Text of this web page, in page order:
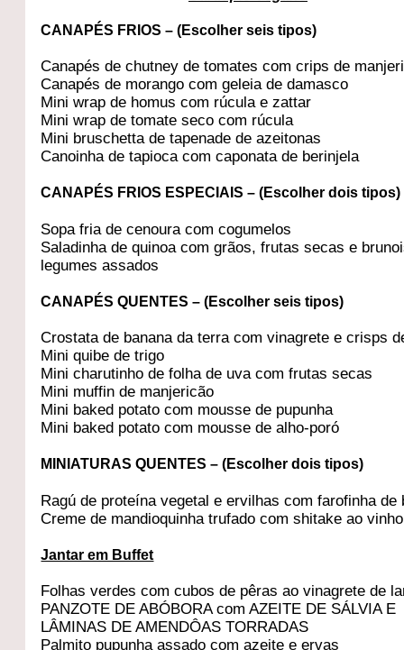
CANAPÉS FRIOS – (Escolher seis tipos)
Canapés de chutney de tomates com crips de
Canapés de morango com geleia de damasco
Mini wrap de homus com rúcula e zattar
Mini wrap de tomate seco com rúcula
Mini bruschetta de tapenade de azeitonas
Canoinha de tapioca com caponata de berinjela
CANAPÉS FRIOS ESPECIAIS – (Escolher dois tipos)
Sopa fria de cenoura com cogumelos
Saladinha de quinoa com grãos, frutas secas e
legumes assados
CANAPÉS QUENTES – (Escolher seis tipos)
Crostata de banana da terra com vinagrete e crisps
Mini quibe de trigo
Mini charutinho de folha de uva com frutas secas
Mini muffin de manjericão
Mini baked potato com mousse de pupunha
Mini baked potato com mousse de alho-poró
MINIATURAS QUENTES – (Escolher dois tipos)
Ragú de proteína vegetal e ervilhas com farofinha de
Creme de mandioquinha trufado com shitake ao vinho
Jantar em Buffet
Folhas verdes com cubos de pêras ao vinagrete de
PANZOTE DE ABÓBORA com AZEITE DE SÁLVIA E
LÂMINAS DE AMENDÔAS TORRADAS
Palmito pupunha assado com azeite e ervas